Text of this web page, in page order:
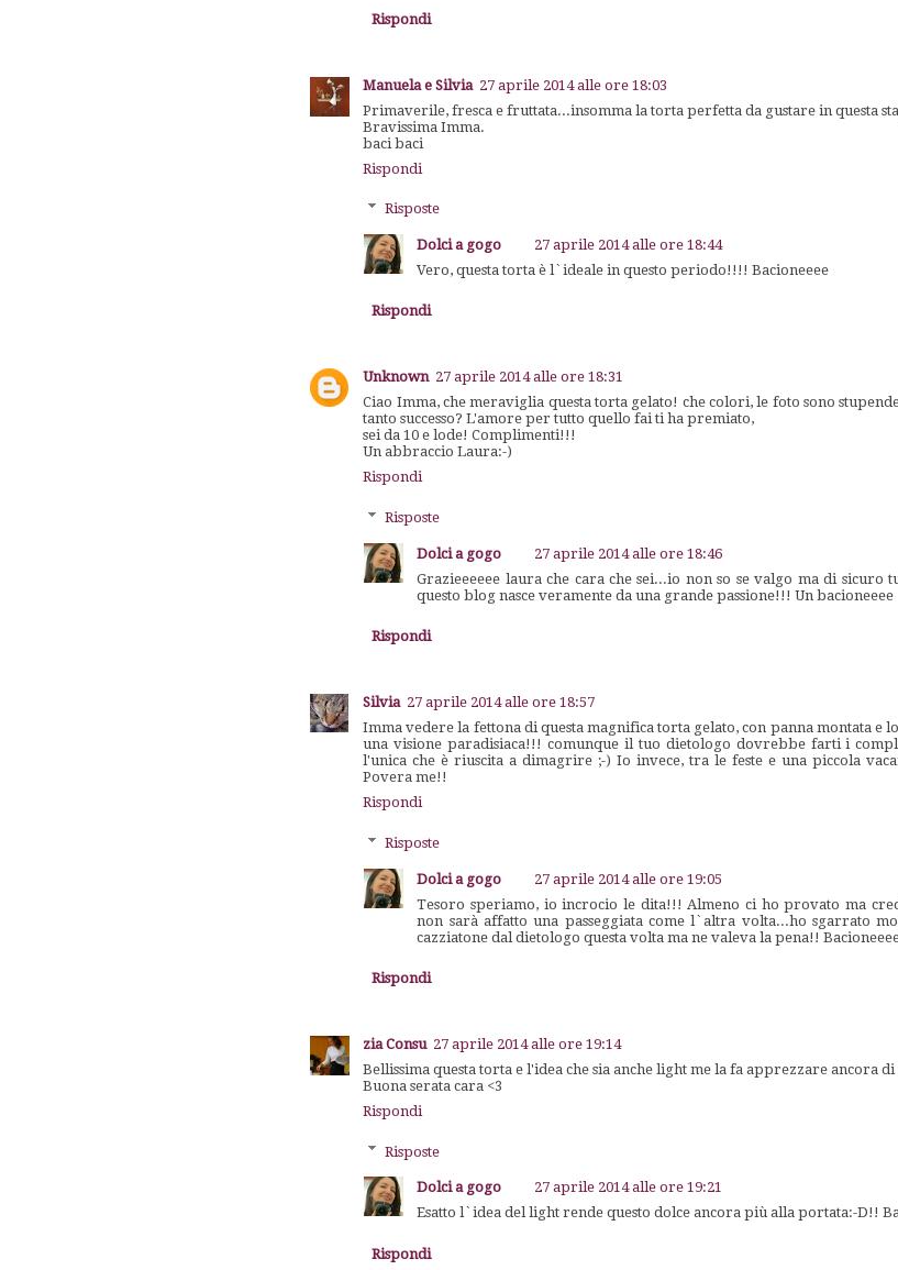
Rispondi
Manuela e Silvia 27 aprile 2014 alle ore 18:03
Primaverile, fresca e fruttata...insomma la torta perfetta da gustare in questa
Bravissima Imma.
baci baci
Rispondi
Risposte
Dolci a gogo
27 aprile 2014 alle ore 18:44
Vero, questa torta è l`ideale in questo periodo!!!! Bacioneeee
Rispondi
Unknown 27 aprile 2014 alle ore 18:31
Ciao Imma, che meraviglia questa torta gelato! che colori, le foto sono
tanto successo? L'amore per tutto quello fai ti ha premiato,
sei da 10 e lode! Complimenti!!!
Un abbraccio Laura:-)
Rispondi
Risposte
Dolci a gogo
27 aprile 2014 alle ore 18:46
Grazieeeeee laura che cara che sei...io non so se valgo ma di sicuro
questo blog nasce veramente da una grande passione!!! Un bacioneeee
Rispondi
Silvia 27 aprile 2014 alle ore 18:57
Imma vedere la fettona di questa magnifica torta gelato, con panna montata e
una visione paradisiaca!!! comunque il tuo dietologo dovrebbe farti i
l'unica che è riuscita a dimagrire ;-) Io invece, tra le feste e una piccola
Povera me!!
Rispondi
Risposte
Dolci a gogo
27 aprile 2014 alle ore 19:05
Tesoro speriamo, io incrocio le dita!!! Almeno ci ho provato ma
non sarà affatto una passeggiata come l`altra volta...ho sgarrato
cazziatone dal dietologo questa volta ma ne valeva la pena!!
Rispondi
zia Consu 27 aprile 2014 alle ore 19:14
Bellissima questa torta e l'idea che sia anche light me la fa apprezzare ancora di
Buona serata cara <3
Rispondi
Risposte
Dolci a gogo
27 aprile 2014 alle ore 19:21
Esatto l`idea del light rende questo dolce ancora più alla portata:-D!!
Rispondi